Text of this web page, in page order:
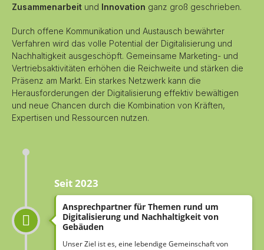
Zusammenarbeit und Innovation ganz groß geschrieben.
Durch offene Kommunikation und Austausch bewährter
Verfahren wird das volle Potential der Digitalisierung und
Nachhaltigkeit ausgeschöpft. Gemeinsame Marketing- und
Vertriebsaktivitäten erhöhen die Reichweite und stärken die
Präsenz am Markt. Ein starkes Netzwerk kann die
Herausforderungen der Digitalisierung effektiv bewältigen
und neue Chancen durch die Kombination von Kräften,
Expertisen und Ressourcen nutzen.
Seit 2023
Ansprechpartner für Themen rund um
Digitalisierung und Nachhaltigkeit von
Gebäuden
Unser Ziel ist es, eine lebendige Gemeinschaft von